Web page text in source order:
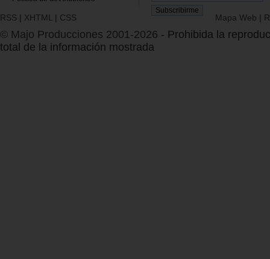
RSS | XHTML | CSS Mapa Web |
© Majo Producciones 2001-2026 - Prohibida la
total de la información mostrada